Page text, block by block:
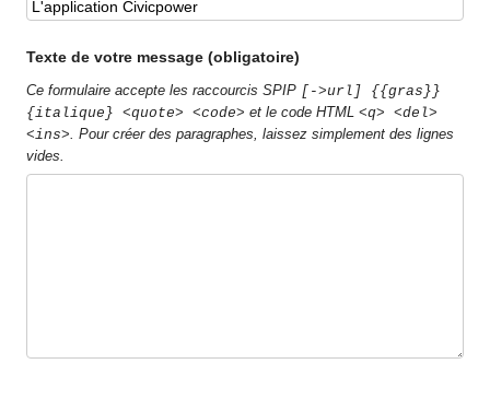
Texte de votre message (obligatoire)
Ce formulaire accepte les raccourcis SPIP [->url] {{gras}}
{italique} <quote> <code> et le code HTML<q> <del>
<ins>. Pour créer des paragraphes, laissez simplement des lignes
vides.